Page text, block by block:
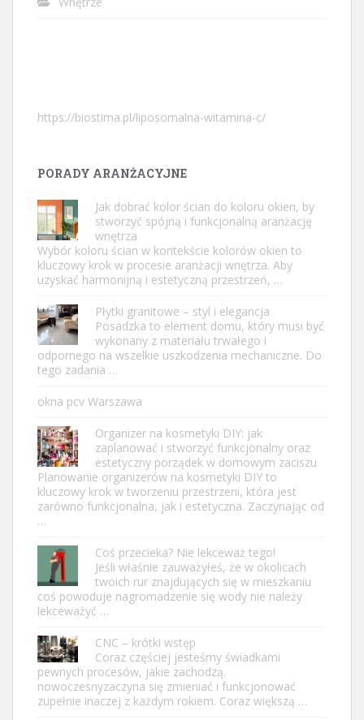
https://biostima.pl/liposomalna-witamina-c/
PORADY ARANŻACYJNE
Jak dobrać kolor ścian do koloru okien, by
stworzyć spójną i funkcjonalną aranżację
wnętrza
Wybór koloru ścian w kontekście kolorów okien to
kluczowy krok w procesie aranżacji wnętrza. Aby
uzyskać harmonijną i estetyczną przestrzeń, …
Płytki granitowe – styl i elegancja
Posadzka to element domu, który musi być
wykonany z materiału trwałego i
odpornego na wszelkie uszkodzenia mechaniczne. Do
tego zadania …
okna pcv Warszawa
Organizer na kosmetyki DIY: jak
zaplanować i stworzyć funkcjonalny oraz
estetyczny porządek w domowym zaciszu
Planowanie organizerów na kosmetyki DIY to
kluczowy krok w tworzeniu przestrzeni, która jest
zarówno funkcjonalna, jak i estetyczna. Zaczynając od
…
Coś przecieka? Nie lekceważ tego!
Jeśli właśnie zauważyłeś, że w okolicach
twoich rur znajdujących się w mieszkaniu
coś powoduje nagromadzenie się wody nie należy
lekceważyć …
CNC – krótki wstęp
Coraz częściej jesteśmy świadkami
pewnych procesów, jakie zachodzą.
nowoczesnyzaczyna się zmieniać i funkcjonować
zupełnie inaczej z każdym rokiem. Coraz większą …